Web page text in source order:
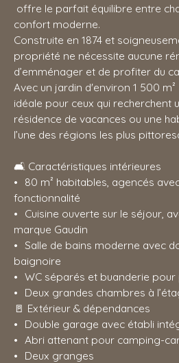
offre le parfait équilibre entre
confort moderne.
Construite en 1874 et
propriété ne nécessite aucune
d’emménager et de profiter du
Avec un jardin d'environ 1 500
idéale pour ceux qui recherchent
résidence de vacances ou une
l’une des régions les plus
🛋️ Caractéristiques intérieures
80 m² habitables, agencés
fonctionnalité
Cuisine ouverte sur le séjour,
marque Gaudin
Salle de bains moderne avec
baignoire
WC séparés et buanderie
Deux grandes chambres à
🚪 Extérieur & dépendances
Double garage avec établi
Abri attenant pour camping-
Deux granges